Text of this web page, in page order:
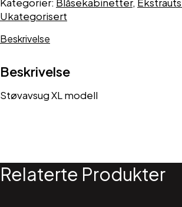
Ukategorisert
Beskrivelse
Beskrivelse
Støvavsug XL modell
Relaterte Produkter